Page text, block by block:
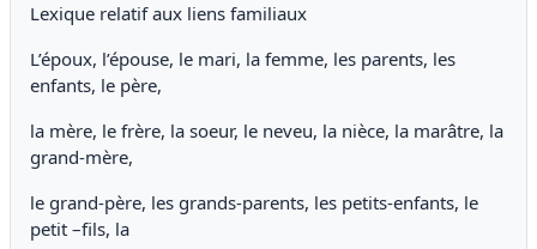
Lexique relatif aux liens familiaux
L’époux, l’épouse, le mari, la femme, les parents, les
enfants, le père,
la mère, le frère, la soeur, le neveu, la nièce, la marâtre, la
grand-mère,
le grand-père, les grands-parents, les petits-enfants, le
petit –fils, la